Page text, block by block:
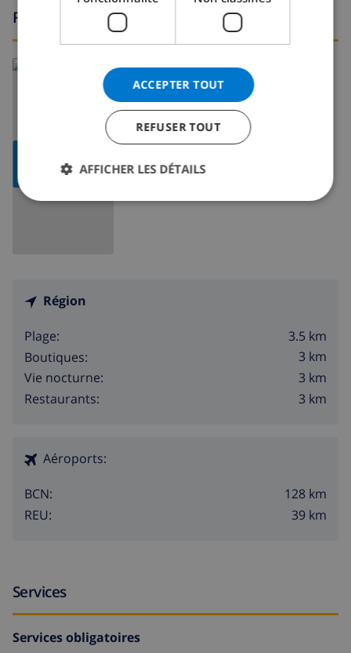
Région
CARTE
En savoir plus sur:
Espagne>Costa Dorada >Miami Platja
Région
Plage:
3.5 km
Boutiques:
3 km
Vie nocturne:
3 km
Restaurants:
3 km
Aéroports:
BCN:
128 km
REU:
39 km
Services
Services obligatoires
ACCEPTER TOUT
REFUSER TOUT
AFFICHER LES DÉTAILS